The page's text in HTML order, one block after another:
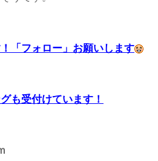
「フォロー」お願いします
も受付けています！